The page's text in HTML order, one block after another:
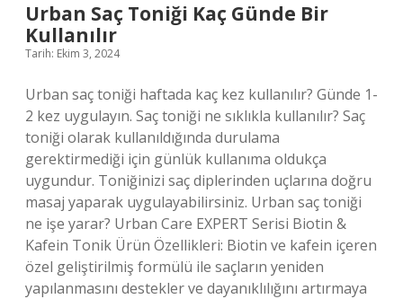
Urban Saç Toniği Kaç Günde Bir
Kullanılır
Tarih: Ekim 3, 2024
Urban saç toniği haftada kaç kez kullanılır? Günde 1-
2 kez uygulayın. Saç toniği ne sıklıkla kullanılır? Saç
toniği olarak kullanıldığında durulama
gerektirmediği için günlük kullanıma oldukça
uygundur. Toniğinizi saç diplerinden uçlarına doğru
masaj yaparak uygulayabilirsiniz. Urban saç toniği
ne işe yarar? Urban Care EXPERT Serisi Biotin &
Kafein Tonik Ürün Özellikleri: Biotin ve kafein içeren
özel geliştirilmiş formülü ile saçların yeniden
yapılanmasını destekler ve dayanıklılığını artırmaya